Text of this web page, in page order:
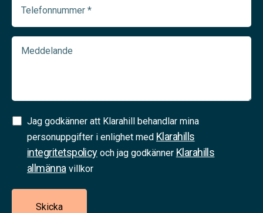
(Required)
Samtycke
(Required)
Jag godkänner att Klarahill behandlar mina
personuppgifter i enlighet med Klarahills
integritetspolicyoch jag godkänner Klarahills
allmännavillkor
Skicka